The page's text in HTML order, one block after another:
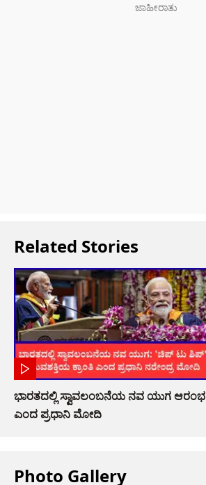
Related Stories
ಭಾರತದಲ್ಲಿ ಸ್ವಾವಲಂಬನೆಯ ನವ ಯುಗ ಆರಂಭ
ಎಂದ ಪ್ರಧಾನಿ ಮೋದಿ
Photo Gallery